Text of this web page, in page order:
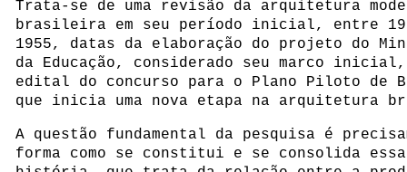
Trata-se de uma revisão da arquitetura
brasileira em seu período inicial, entre
1955, datas da elaboração do projeto do
da Educação, considerado seu marco
edital do concurso para o Plano Piloto de
que inicia uma nova etapa na arquitetura
A questão fundamental da pesquisa é
forma como se constitui e se consolida essa